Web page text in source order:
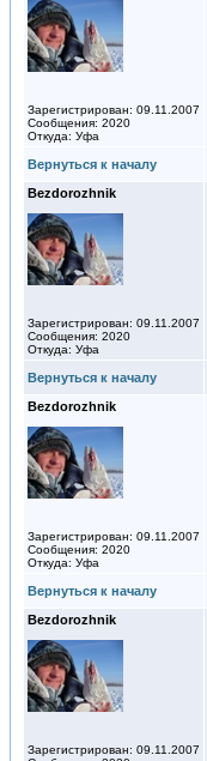
Зарегистрирован: 09.11.2007
Сообщения: 2020
Откуда: Уфа
Вернуться к началу
Bezdorozhnik
Зарегистрирован: 09.11.2007
Сообщения: 2020
Откуда: Уфа
Вернуться к началу
Bezdorozhnik
Зарегистрирован: 09.11.2007
Сообщения: 2020
Откуда: Уфа
Вернуться к началу
Bezdorozhnik
Зарегистрирован: 09.11.2007